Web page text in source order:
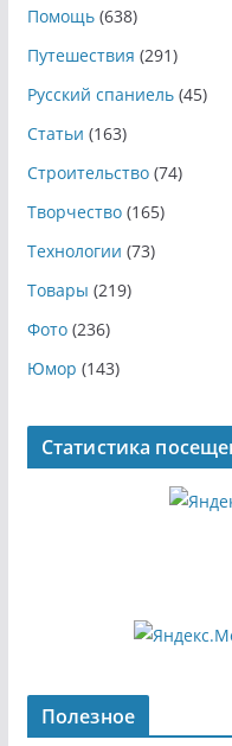
Помощь(638)
Путешествия (291)
Русский спаниель(45)
Статьи (163)
Строительство(74)
Творчество(165)
Технологии (73)
Товары (219)
Фото(236)
Юмор (143)
Статистика
Полезное